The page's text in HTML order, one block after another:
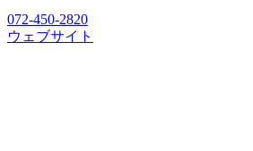
072-450-2820
ウェブサイト